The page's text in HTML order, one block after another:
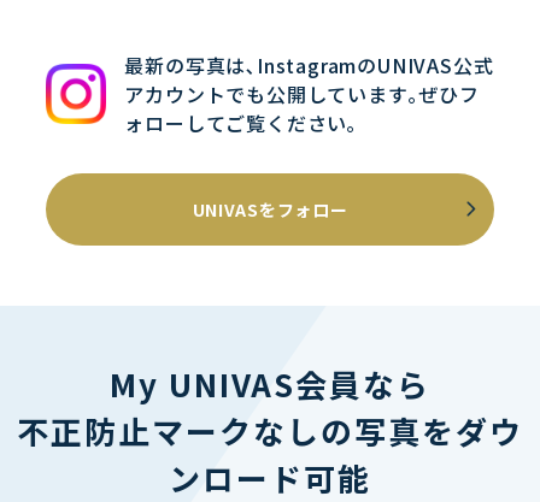
最新の写真は､InstagramのUNIVAS公式
アカウントでも公開しています｡ぜひフ
ォローしてご覧ください｡
UNIVASをフォロー
My UNIVAS会員なら
不正防止マークなしの写真をダウ
ンロード可能